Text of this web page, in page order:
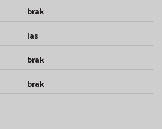
brak
las
brak
brak